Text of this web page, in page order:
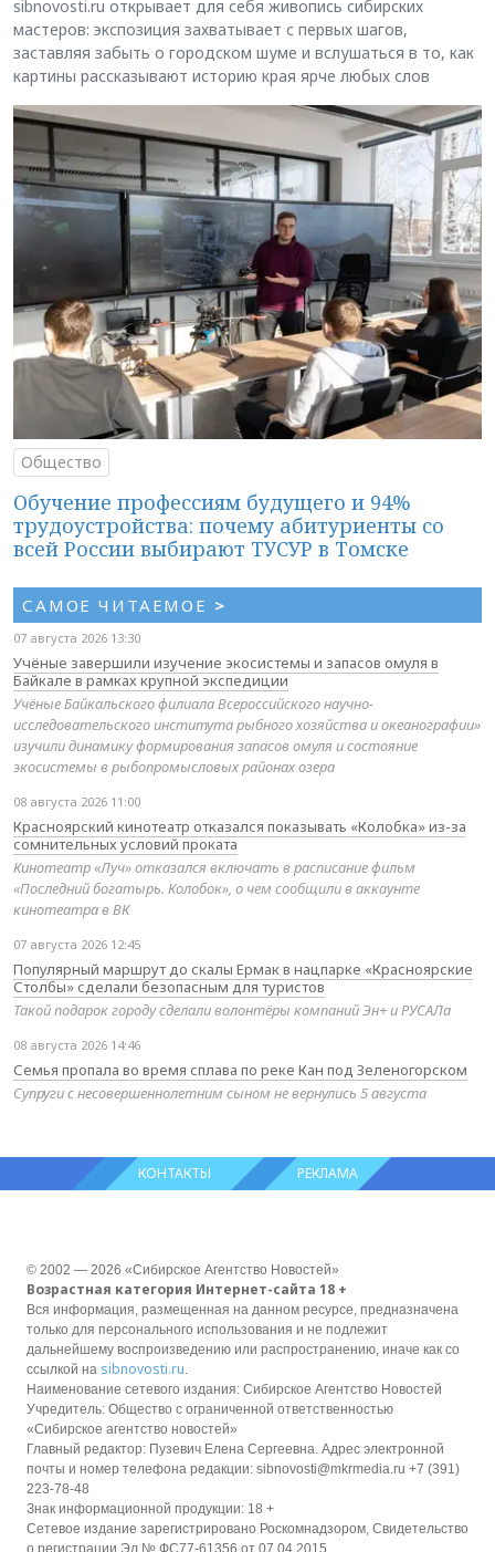
sibnovosti.ru открывает для себя живопись сибирских
мастеров: экспозиция захватывает с первых шагов,
заставляя забыть о городском шуме и вслушаться в то, как
картины рассказывают историю края ярче любых слов
Общество
Обучение профессиям будущего и 94%
трудоустройства: почему абитуриенты со
всей России выбирают ТУСУР в Томске
САМОЕ ЧИТАЕМОЕ >
07 августа 2026 13:30
Учёные завершили изучение экосистемы и запасов омуля в
Байкале в рамках крупной экспедиции
Учёные Байкальского филиала Всероссийского научно-
исследовательского института рыбного хозяйства и океанографии»
изучили динамику формирования запасов омуля и состояние
экосистемы в рыбопромысловых районах озера
08 августа 2026 11:00
Красноярский кинотеатр отказался показывать «Колобка» из-за
сомнительных условий проката
Кинотеатр «Луч» отказался включать в расписание фильм
«Последний богатырь. Колобок», о чем сообщили в аккаунте
кинотеатра в ВК
07 августа 2026 12:45
Популярный маршрут до скалы Ермак в нацпарке «Красноярские
Столбы» сделали безопасным для туристов
Такой подарок городу сделали волонтёры компаний Эн+ и РУСАЛа
08 августа 2026 14:46
Семья пропала во время сплава по реке Кан под Зеленогорском
Супруги с несовершеннолетним сыном не вернулись 5 августа
КОНТАКТЫ РЕКЛАМА
© 2002 — 2026 «Сибирское Агентство Новостей»
Возрастная категория Интернет-сайта 18 +
Вся информация, размещенная на данном ресурсе, предназначена
только для персонального использования и не подлежит
дальнейшему воспроизведению или распространению, иначе как со
ссылкой на sibnovosti.ru
Наименование сетевого издания: Сибирское Агентство Новостей
Учредитель: Общество с ограниченной ответственностью
«Сибирское агентство новостей»
Главный редактор: Пузевич Елена Сергеевна. Адрес электронной
почты и номер телефона редакции: sibnovosti@mkrmedia.ru +7 (391)
223-78-48
Знак информационной продукции: 18 +
Сетевое издание зарегистрировано Роскомнадзором, Свидетельство
о регистрации Эл № ФС77-61356 от 07.04.2015